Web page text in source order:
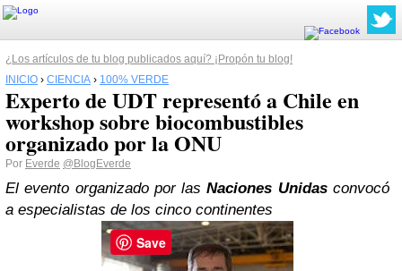
¿Los artículos de tu blog publicados aquí? ¡Propón tu blog!
INICIO › CIENCIA › 100% VERDE
Experto de UDT representó a Chile en
workshop sobre biocombustibles
organizado por la ONU
Por Everde @BlogEverde
El evento organizado por lasNaciones Unidasconvocó
a especialistas de los cinco continentes
Save